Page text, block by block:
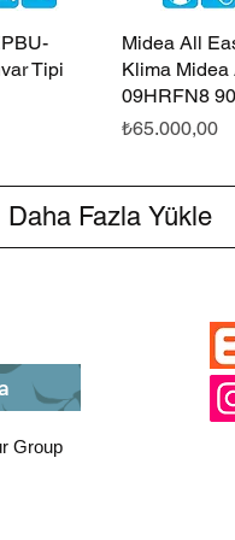
Tipi
Midea All
Klima
09HRFN8
Fiyat
₺65.000,00
Daha Fazla Yükle
Group